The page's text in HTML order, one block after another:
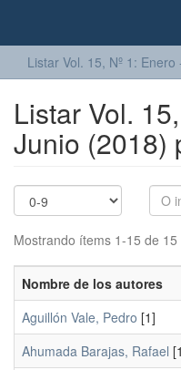
Listar Vol. 15, Nº 1:
Listar Vol.
Junio (2018)
Mostrando ítems 1-15 de 15
Nombre de los autores
Aguillón Vale, Pedro [1]
Ahumada Barajas, Rafael